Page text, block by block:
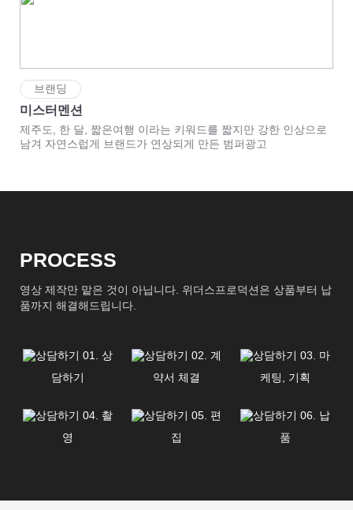
브랜딩
미스터멘션
제주도, 한 달, 짧은여행 이라는 키워드를 짧지만 강한 인상으로
남겨 자연스럽게 브랜드가 연상되게 만든 범퍼광고
PROCESS
영상 제작만 맡은 것이 아닙니다. 위더스프로덕션은 상품부터 납
품까지 해결해드립니다.
01. 상
담하기
02. 계
약서 체결
03. 마
케팅, 기획
04. 촬
영
05. 편
집
06. 납
품